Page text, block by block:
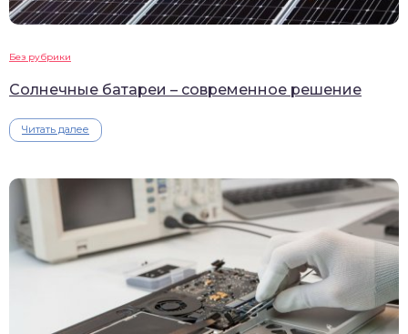
Без рубрики
Солнечные батареи – современное решение
Читать далее